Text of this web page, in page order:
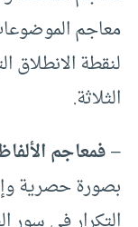
معاجم
لنقطة الانطلاق
الثلاثة.
–فمعاجم
بصورة حصرية